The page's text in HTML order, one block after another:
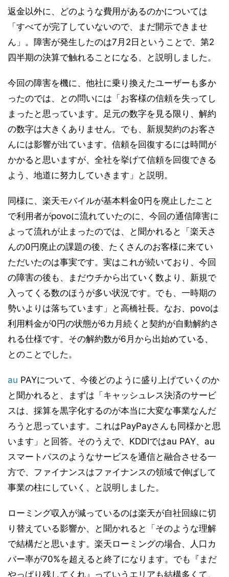
返金以外に、どのような費用があるのかについては
「すべてが完了していないので、まだ開示できませ
ん」。障害が発生したのは7月2日ということで、第2
四半期の決算で触れることになる、と説明しました。
今回の障害を機に、他社に乗り換えたユーザーも多か
ったのでは、との問いには「お客様の信頼を失ってし
まったと思っています。足元の数字を見る限り、解約
の数字は大きくありません。でも、新規契約のお客さ
んには影響が出ています。信頼を回復するには時間が
かかると思いますが、全社を挙げて信頼を回復できる
よう、地道に努力していきます」と説明。
同様に、楽天モバイルが基本料金0円を廃止したこと
で利用者がpovoに流れていたのに、今回の通信障害に
よって流れが止まったのでは、と聞かれると「楽天さ
んの0円廃止の課題の後、たくさんのお客様に来てい
ただいたのは事実です。実はこれが続いており、今回
の障害の後も、まだウチから出ていく数より、新規で
入ってくる数のほうが多い状況です。でも、一時期の
勢いよりは落ちています」と高橋社長。なお、povoは
利用料金が0円の状態が6カ月続くと契約が自動解約さ
れる仕様です。その解約数が6月から出始めている、
とのことでした。
au PAYについて、今後どのように盛り上げていくのか
と聞かれると、まずは「キャッシュレス決済のサービ
スは、採算を黒字化するのが本当に大変な事業なんだ
ろうと思っています。これはPayPayさんも同様かと思
います」と回答。そのうえで、KDDIではau PAY、au
スマートパスのようなサービスを通信と融合させる一
方で、ファイナンスはファイナンスの領域で伸ばして
事業の柱にしていく、と説明しました。
ローミング収入が減っているのは楽天が自社回線に切
り替えている影響か、と聞かれると「そのような理解
で結構だと思います。楽天ローミングの場合、人口カ
バー率が70%を超えると終了になります。でも『まだ
やっぱり残してくれ』っていうエリアも結構多くて、